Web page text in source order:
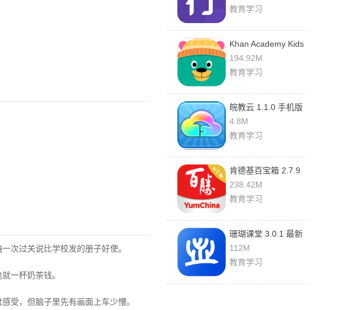
次过关说比学校发的册子好使。
一杯奶茶钱。
受，但脑子里先有画面上车少懵。
教育学习
Khan Academy Kids
1.0.9 安卓版
194.92M
教育学习
皖教云 1.1.0 手机版
4.8M
教育学习
肯德基百宝箱 2.7.9
官方版
238.42M
教育学习
珊瑚课堂 3.0.1 最新
版
112M
教育学习